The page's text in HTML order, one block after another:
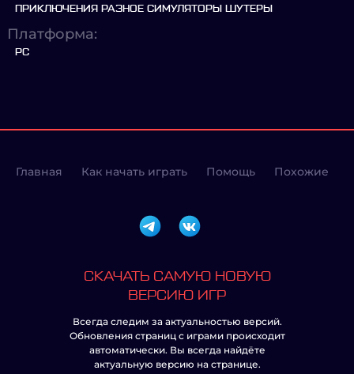
ПРИКЛЮЧЕНИЯ РАЗНОЕ СИМУЛЯТОРЫ ШУТЕРЫ
Платформа:
PC
Главная Как начать играть Помощь Похожие
СКАЧАТЬ САМУЮ НОВУЮ
ВЕРСИЮ ИГР
Всегда следим за актуальностью версий.
Обновления страниц с играми происходит
автоматически. Вы всегда найдёте
актуальную версию на странице.